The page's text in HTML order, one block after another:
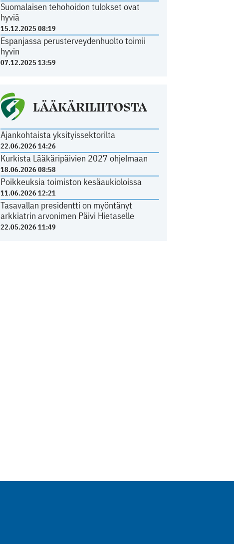
Suomalaisen tehohoidon tulokset ovat
hyviä
15.12.2025 08:19
Espanjassa perusterveydenhuolto toimii
hyvin
07.12.2025 13:59
LÄÄKÄRILIITOSTA
Ajankohtaista yksityissektorilta
22.06.2026 14:26
Kurkista Lääkäripäivien 2027 ohjelmaan
18.06.2026 08:58
Poikkeuksia toimiston kesäaukioloissa
11.06.2026 12:21
Tasavallan presidentti on myöntänyt
arkkiatrin arvonimen Päivi Hietaselle
22.05.2026 11:49